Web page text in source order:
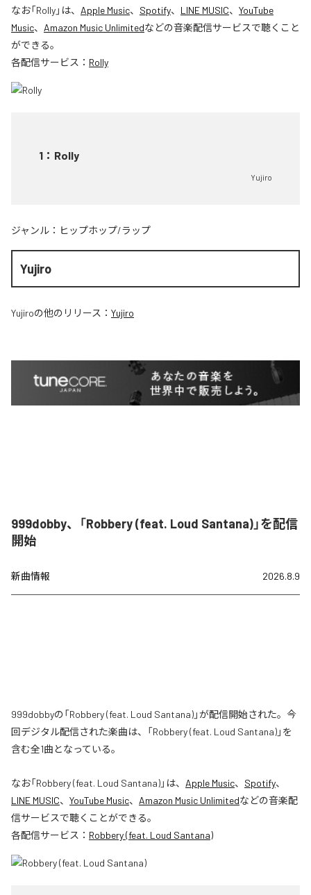
なお「Rolly」は、 Apple Music、 Spotify、 LINE MUSIC、 YouTube
Music、 Amazon Music Unlimitedなどの音楽配信サービスで聴くこと
ができる。
各配信サービス： Rolly
1 ： Rolly
Yujiro
ジャンル： ヒップホップ/ラップ
Yujiro
Yujiroの他のリリース： Yujiro
999dobby、「Robbery (feat. Loud Santana)」を配信
開始
新曲情報 2026.8.9
999dobbyの「Robbery (feat. Loud Santana)」が配信開始された。今
回デジタル配信された楽曲は、「Robbery (feat. Loud Santana)」を
含む全1曲となっている。
なお「Robbery (feat. Loud Santana)」は、 Apple Music、 Spotify、
LINE MUSIC、 YouTube Music、 Amazon Music Unlimitedなどの音楽配
信サービスで聴くことができる。
各配信サービス： Robbery (feat. Loud Santana)